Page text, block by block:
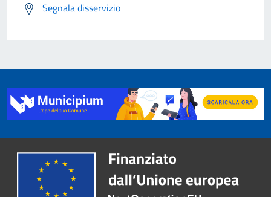
Segnala disservizio